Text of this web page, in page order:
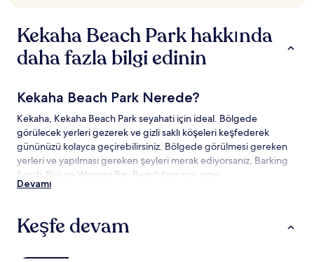
Kekaha Beach Park hakkında
daha fazla bilgi edinin
Kekaha Beach Park Nerede?
Kekaha, Kekaha Beach Park seyahati için ideal. Bölgede
görülecek yerleri gezerek ve gizli saklı köşeleri keşfederek
gününüzü kolayca geçirebilirsiniz. Bölgede görülmesi gereken
yerleri ve yapılması gereken şeyleri merak ediyorsanız, Barking
Sands Plajı ve Waimea Bay Beach tam size göre.
Yerler ve Yapılacak Şeyler
Devamı
Keşfe devam